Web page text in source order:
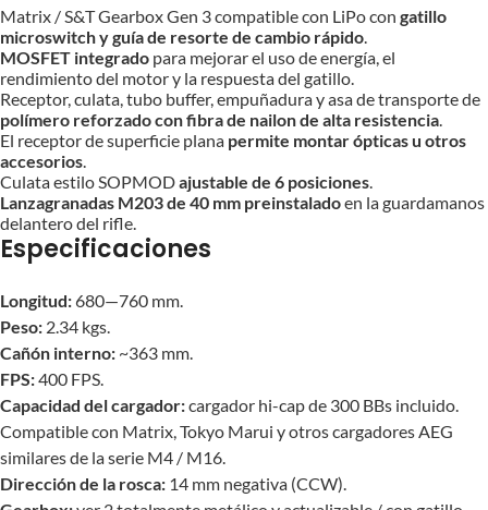
Matrix / S&T Gearbox Gen 3 compatible con LiPo con gatillo
microswitch y guía de resorte de cambio rápido.
MOSFET integrado para mejorar el uso de energía, el
rendimiento del motor y la respuesta del gatillo.
Receptor, culata, tubo buffer, empuñadura y asa de transporte de
polímero reforzado con fibra de nailon de alta resistencia.
El receptor de superficie plana permite montar ópticas u otros
accesorios.
Culata estilo SOPMODajustable de 6 posiciones.
Lanzagranadas M203 de 40 mm preinstaladoen la guardamanos
delantero del rifle.
Especificaciones
Longitud:680—760 mm.
Peso: 2.34 kgs.
Cañón interno: ~363 mm.
FPS:400 FPS.
Capacidad del cargador:cargador hi-cap de 300 BBs incluido.
Compatible con Matrix, Tokyo Marui y otros cargadores AEG
similares de la serie M4 / M16.
Dirección de la rosca: 14 mm negativa (CCW).